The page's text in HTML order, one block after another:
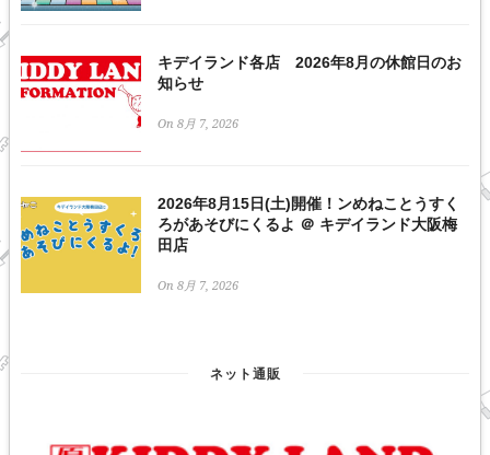
キデイランド各店 2026年8月の休館日のお
知らせ
On 8月 7, 2026
2026年8月15日(土)開催！ンめねことうすく
ろがあそびにくるよ ＠ キデイランド大阪梅
田店
On 8月 7, 2026
ネット通販